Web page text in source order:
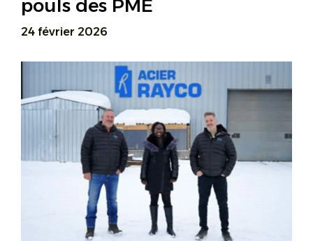
pouls des PME
24 février 2026